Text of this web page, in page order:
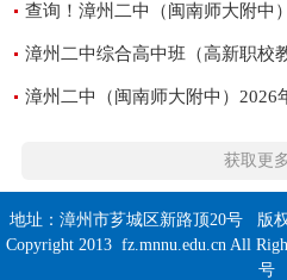
获取更
地址：漳州市芗城区新路顶20号 版
Copyright 2013 fz.mnnu.edu.cn All
号